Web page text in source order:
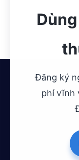
Đăng ký
phí vĩnh